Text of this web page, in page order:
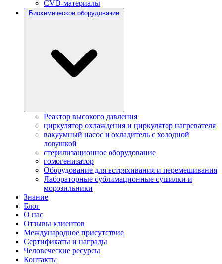
CVD-материалы
Биохимическое оборудование
Реактор высокого давления
циркулятор охлаждения и циркулятор нагревателя
вакуумный насос и охладитель с холодной
ловушкой
стерилизационное оборудование
гомогенизатор
Оборудование для встряхивания и перемешивания
Лабораторные сублимационные сушилки и
морозильники
Знание
Блог
О нас
Отзывы клиентов
Международное присутствие
Сертификаты и награды
Человеческие ресурсы
Контакты